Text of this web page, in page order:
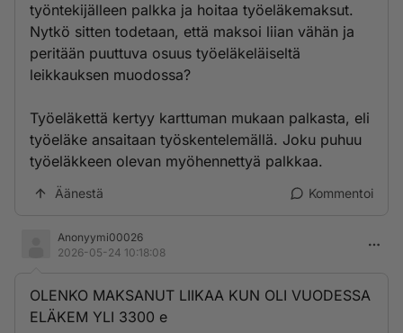
työntekijälleen palkka ja hoitaa työeläkemaksut.
Nytkö sitten todetaan, että maksoi liian vähän ja
peritään puuttuva osuus työeläkeläiseltä
leikkauksen muodossa?
Työeläkettä kertyy karttuman mukaan palkasta, eli
työeläke ansaitaan työskentelemällä. Joku puhuu
työeläkkeen olevan myöhennettyä palkkaa.
Äänestä Kommentoi
Anonyymi00026
2026-05-24 10:18:08
OLENKO MAKSANUT LIIKAA KUN OLI VUODESSA
ELÄKEM YLI 3300 e